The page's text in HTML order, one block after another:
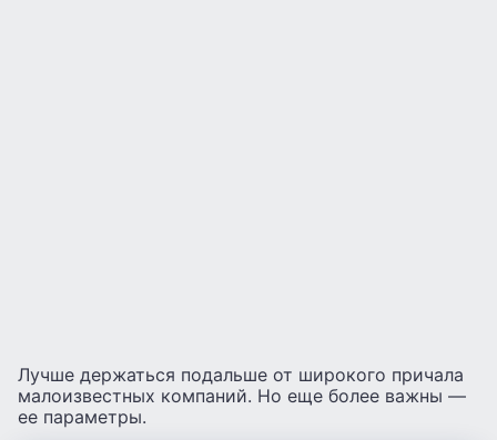
Лучше держаться подальше от широкого причала
малоизвестных компаний. Но еще более важны —
ее параметры.